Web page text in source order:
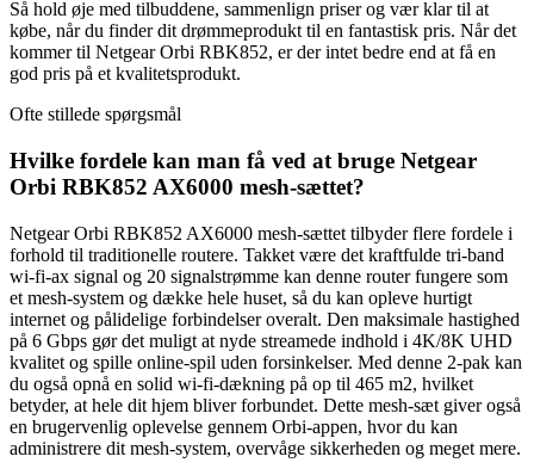
Så hold øje med tilbuddene, sammenlign priser og vær klar til at
købe, når du finder dit drømmeprodukt til en fantastisk pris. Når det
kommer til Netgear Orbi RBK852, er der intet bedre end at få en
god pris på et kvalitetsprodukt.
Ofte stillede spørgsmål
Hvilke fordele kan man få ved at bruge Netgear
Orbi RBK852 AX6000 mesh-sættet?
Netgear Orbi RBK852 AX6000 mesh-sættet tilbyder flere fordele i
forhold til traditionelle routere. Takket være det kraftfulde tri-band
wi-fi-ax signal og 20 signalstrømme kan denne router fungere som
et mesh-system og dække hele huset, så du kan opleve hurtigt
internet og pålidelige forbindelser overalt. Den maksimale hastighed
på 6 Gbps gør det muligt at nyde streamede indhold i 4K/8K UHD
kvalitet og spille online-spil uden forsinkelser. Med denne 2-pak kan
du også opnå en solid wi-fi-dækning på op til 465 m2, hvilket
betyder, at hele dit hjem bliver forbundet. Dette mesh-sæt giver også
en brugervenlig oplevelse gennem Orbi-appen, hvor du kan
administrere dit mesh-system, overvåge sikkerheden og meget mere.